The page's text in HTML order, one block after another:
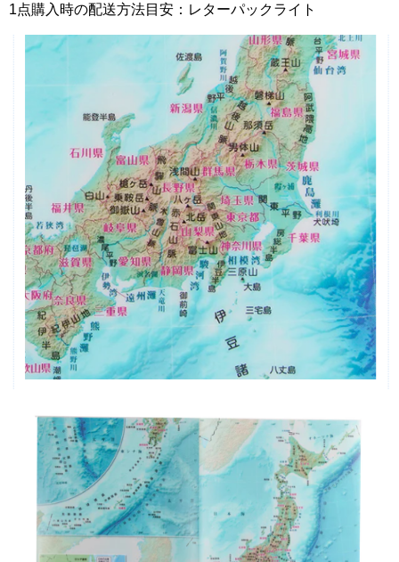
1点購入時の配送方法目安：レターパックライト